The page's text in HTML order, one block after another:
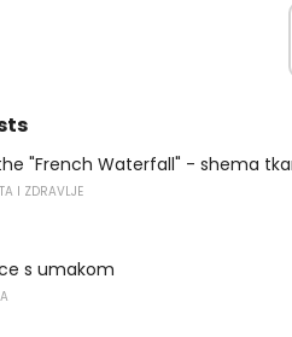
"French Waterfall" - shema
I ZDRAVLJE
s umakom